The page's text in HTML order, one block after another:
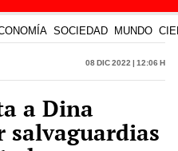
SOCIEDAD MUNDO
08 Dic 2022 | 12:06 h
a Dina